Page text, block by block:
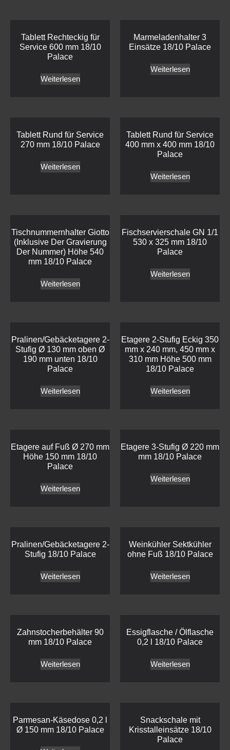
Tablett Rechteckig für
Service 600 mm 18/10
Palace
Weiterlesen
Marmeladenhalter 3
Einsätze 18/10 Palace
Weiterlesen
Tablett Rund für Service
270 mm 18/10 Palace
Weiterlesen
Tablett Rund für Service
400 mm x 400 mm 18/10
Palace
Weiterlesen
Tischnummernhalter Giotto
(Inklusive Der Gravierung
Der Nummer) Höhe 540
mm 18/10 Palace
Weiterlesen
Fischservierschale GN 1/1
530 x 325 mm 18/10
Palace
Weiterlesen
Pralinen/Gebäcketagere 2-
Stufig Ø 130 mm oben Ø
190 mm unten 18/10
Palace
Weiterlesen
Etagere 2-Stufig Eckig 350
mm x 240 mm, 450 mm x
310 mm Höhe 500 mm
18/10 Palace
Weiterlesen
Etagere auf Fuß Ø 270 mm
Höhe 150 mm 18/10
Palace
Weiterlesen
Etagere 3-Stufig Ø 220 mm
mm 18/10 Palace
Weiterlesen
Pralinen/Gebäcketagere 2-
Stufig 18/10 Palace
Weiterlesen
Weinkühler Sektkühler
ohne Fuß 18/10 Palace
Weiterlesen
Zahnstocherbehälter 90
mm 18/10 Palace
Weiterlesen
Essigflasche / Ölflasche
0,2 l 18/10 Palace
Weiterlesen
Parmesan-Käsedose 0,2 l
Ø 150 mm 18/10 Palace
Snackschale mit
Krisstalleinsätze 18/10
Palace